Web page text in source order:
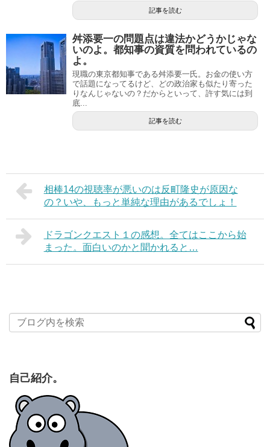
記事を読む
舛添要一の問題点は違法かどうかじゃな
いのよ。都知事の資質を問われているの
よ。
現職の東京都知事である舛添要一氏。お金の使い方
で話題になってるけど、どの政治家も似たり寄った
りなんじゃないの？だからといって、許す気には到
底...
記事を読む
相棒14の視聴率が悪いのは反町隆史が原因な
の？いや、もっと単純な理由があるでしょ！
ドラゴンクエスト１の感想。全てはここから始
まった。面白いのかと聞かれると…
自己紹介。